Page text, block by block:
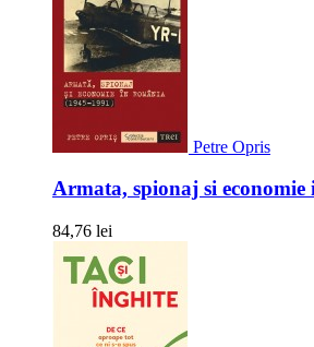
Petre Opris
Armata, spionaj si economie
84,76 lei